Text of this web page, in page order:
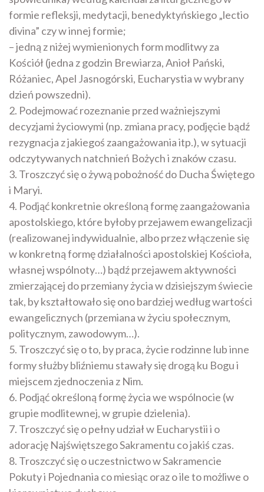
formie refleksji, medytacji, benedyktyńskiego „lectio
divina” czy w innej formie;
– jedną z niżej wymienionych form modlitwy za
Kościół (jedna z godzin Brewiarza, Anioł Pański,
Różaniec, Apel Jasnogórski, Eucharystia w wybrany
dzień powszedni).
2. Podejmować rozeznanie przed ważniejszymi
decyzjami życiowymi (np. zmiana pracy, podjęcie bądź
rezygnacja z jakiegoś zaangażowania itp.), w sytuacji
odczytywanych natchnień Bożych i znaków czasu.
3. Troszczyć się o żywą pobożność do Ducha Świętego
i Maryi.
4. Podjąć konkretnie określoną formę zaangażowania
apostolskiego, które byłoby przejawem ewangelizacji
(realizowanej indywidualnie, albo przez włączenie się
w konkretną formę działalności apostolskiej Kościoła,
własnej wspólnoty…) bądź przejawem aktywności
zmierzającej do przemiany życia w dzisiejszym świecie
tak, by kształtowało się ono bardziej według wartości
ewangelicznych (przemiana w życiu społecznym,
politycznym, zawodowym…).
5. Troszczyć się o to, by praca, życie rodzinne lub inne
formy służby bliźniemu stawały się drogą ku Bogu i
miejscem zjednoczenia z Nim.
6. Podjąć określoną formę życia we wspólnocie (w
grupie modlitewnej, w grupie dzielenia).
7. Troszczyć się o pełny udział w Eucharystii i o
adorację Najświętszego Sakramentu co jakiś czas.
8. Troszczyć się o uczestnictwo w Sakramencie
Pokuty i Pojednania co miesiąc oraz o ile to możliwe o